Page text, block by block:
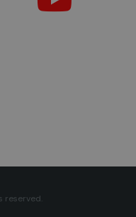
reserved.